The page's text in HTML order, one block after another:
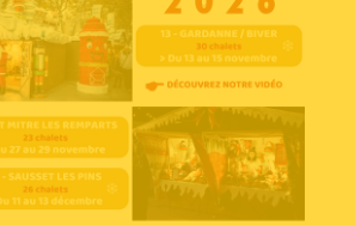
Voir l'annonce